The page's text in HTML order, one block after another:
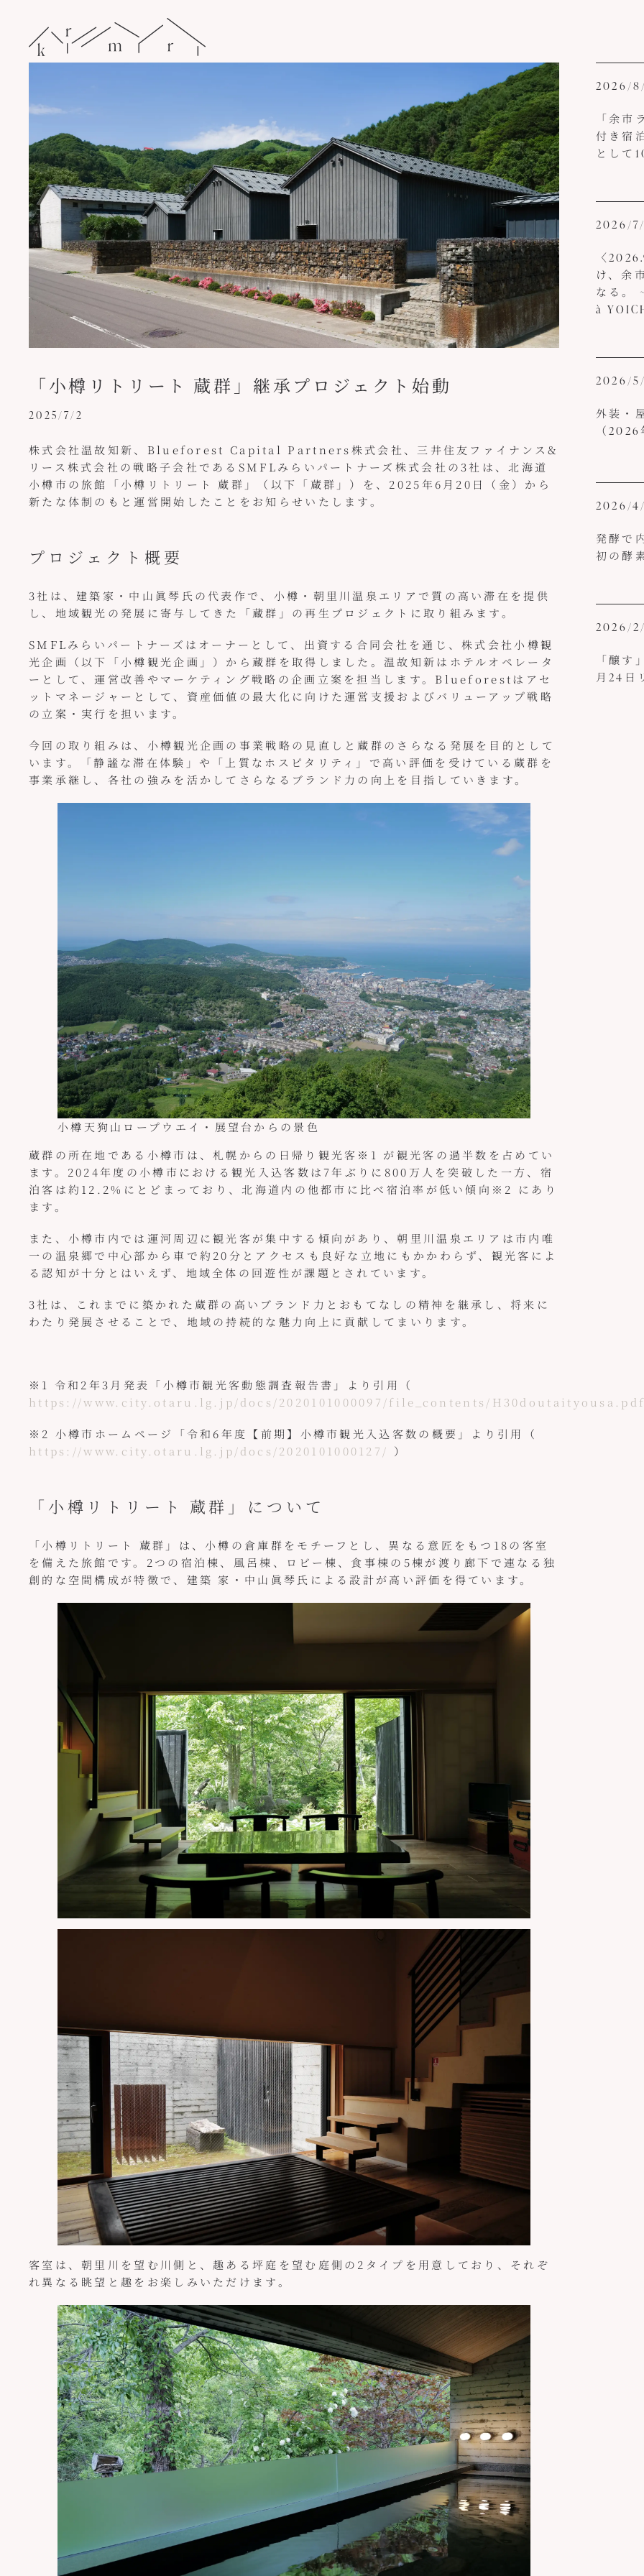
「小樽リトリート 蔵群」継承プロジェクト始動
2025/7/2
株式会社温故知新、Blueforest Capital Partners株式会社、三井住友ファイナンス&
リース株式会社の戦略子会社であるSMFLみらいパートナーズ株式会社の3社は、北海道
小樽市の旅館「小樽リトリート 蔵群」（以下「蔵群」）を、2025年6月20日（金）から
新たな体制のもと運営開始したことをお知らせいたします。
プロジェクト概要
3社は、建築家・中山眞琴氏の代表作で、小樽・朝里川温泉エリアで質の高い滞在を提供
し、地域観光の発展に寄与してきた「蔵群」の再生プロジェクトに取り組みます。
SMFLみらいパートナーズはオーナーとして、出資する合同会社を通じ、株式会社小樽観
光企画（以下「小樽観光企画」）から蔵群を取得しました。温故知新はホテルオペレータ
ーとして、運営改善やマーケティング戦略の企画立案を担当します。Blueforestはアセ
ットマネージャーとして、資産価値の最大化に向けた運営支援およびバリューアップ戦略
の立案・実行を担います。
今回の取り組みは、小樽観光企画の事業戦略の見直しと蔵群のさらなる発展を目的として
います。「静謐な滞在体験」や「上質なホスピタリティ」で高い評価を受けている蔵群を
事業承継し、各社の強みを活かしてさらなるブランド力の向上を目指していきます。
小樽天狗山ロープウエイ・展望台からの景色
蔵群の所在地である小樽市は、札幌からの日帰り観光客※1 が観光客の過半数を占めてい
ます。2024年度の小樽市における観光入込客数は7年ぶりに800万人を突破した一方、宿
泊客は約12.2%にとどまっており、北海道内の他都市に比べ宿泊率が低い傾向※2 にあり
ます。
また、小樽市内では運河周辺に観光客が集中する傾向があり、朝里川温泉エリアは市内唯
一の温泉郷で中心部から車で約20分とアクセスも良好な立地にもかかわらず、観光客によ
る認知が十分とはいえず、地域全体の回遊性が課題とされています。
3社は、これまでに築かれた蔵群の高いブランド力とおもてなしの精神を継承し、将来に
わたり発展させることで、地域の持続的な魅力向上に貢献してまいります。
※1 令和2年3月発表「小樽市観光客動態調査報告書」より引用（
https://www.city.otaru.lg.jp/docs/2020101000097/file_contents/
※2 小樽市ホームページ「令和6年度【前期】小樽市観光入込客数の概要」より引用（
https://www.city.otaru.lg.jp/docs/2020101000127/ ）
「小樽リトリート 蔵群」について
「小樽リトリート 蔵群」は、小樽の倉庫群をモチーフとし、異なる意匠をもつ18の客室
を備えた旅館です。2つの宿泊棟、風呂棟、ロビー棟、食事棟の5棟が渡り廊下で連なる独
創的な空間構成が特徴で、建築 家・中山眞琴氏による設計が高い評価を得ています。
客室は、朝里川を望む川側と、趣ある坪庭を望む庭側の2タイプを用意しており、それぞ
れ異なる眺望と趣をお楽しみいただけます。
2026/
「余市
付き宿
として
2026/
〈
け、余
なる。
à
2026/
外装・
（
2026/
発酵で
初の酵
2026/
「醸
月24日